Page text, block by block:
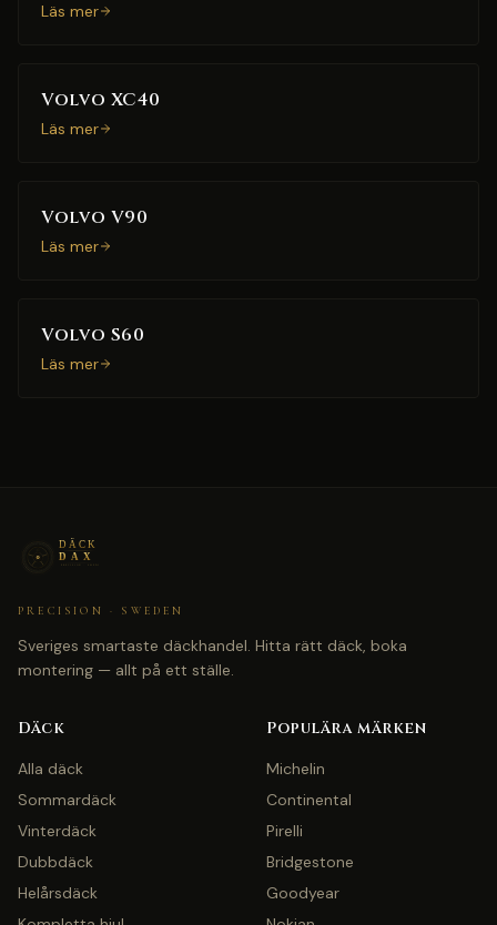
Läs mer
Volvo XC40
Läs mer
Volvo V90
Läs mer
Volvo S60
Läs mer
PRECISION · SWEDEN
Sveriges smartaste däckhandel. Hitta rätt däck, boka
montering — allt på ett ställe.
Däck
Alla däck
Sommardäck
Vinterdäck
Dubbdäck
Helårsdäck
Populära märken
Michelin
Continental
Pirelli
Bridgestone
Goodyear